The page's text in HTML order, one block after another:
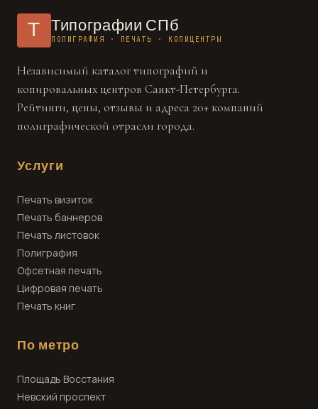
Т Типографии СПб
ПОЛИГРАФИЯ · ПЕЧАТЬ · КОПИЦЕНТРЫ
Независимый каталог типографий и
копировальных центров Санкт-Петербурга.
Рейтинги, цены, отзывы и адреса 20+ компаний
полиграфической отрасли города.
Услуги
Печать визиток
Печать баннеров
Печать листовок
Полиграфия
Офсетная печать
Цифровая печать
Печать книг
По метро
Площадь Восстания
Невский проспект